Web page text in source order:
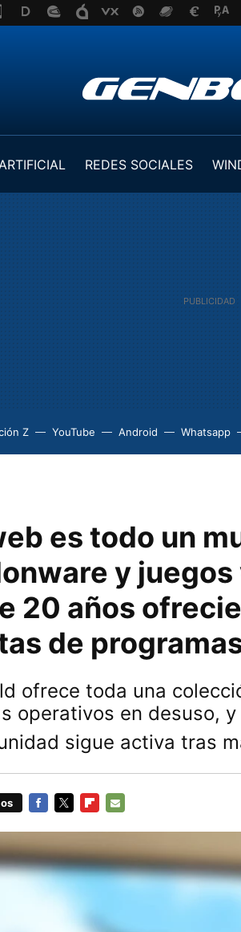
REDES SOCIALES
Z YouTube Android Whatsapp
es todo un
y
20 años
de
ofrece toda una
operativos en desuso, y
sigue activa tras